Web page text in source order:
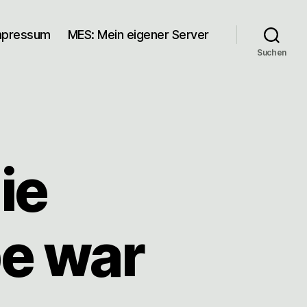
MES: Mein eigener Server
Suchen
war